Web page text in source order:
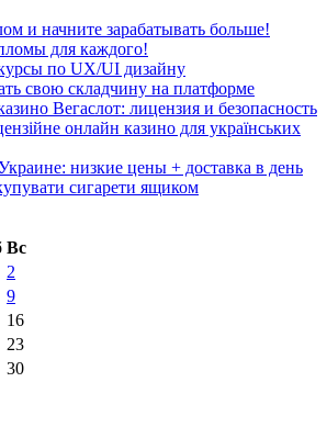
и начните зарабатывать больше!
для каждого!
по UX/UI дизайну
свою складчину на платформе
Вегаслот: лицензия и безопасность
онлайн казино для українських
низкие цены + доставка в день
сигарети ящиком
Вс
2
9
16
23
30